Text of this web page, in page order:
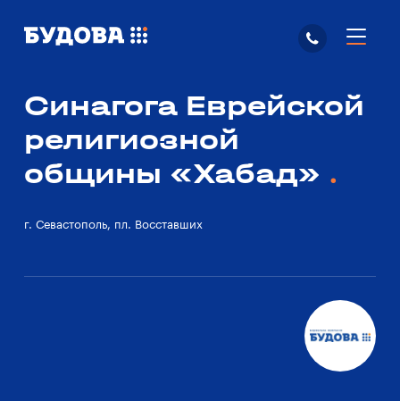
Синагога Еврейской
религиозной
общины «Хабад»
г. Севастополь, пл. Восставших